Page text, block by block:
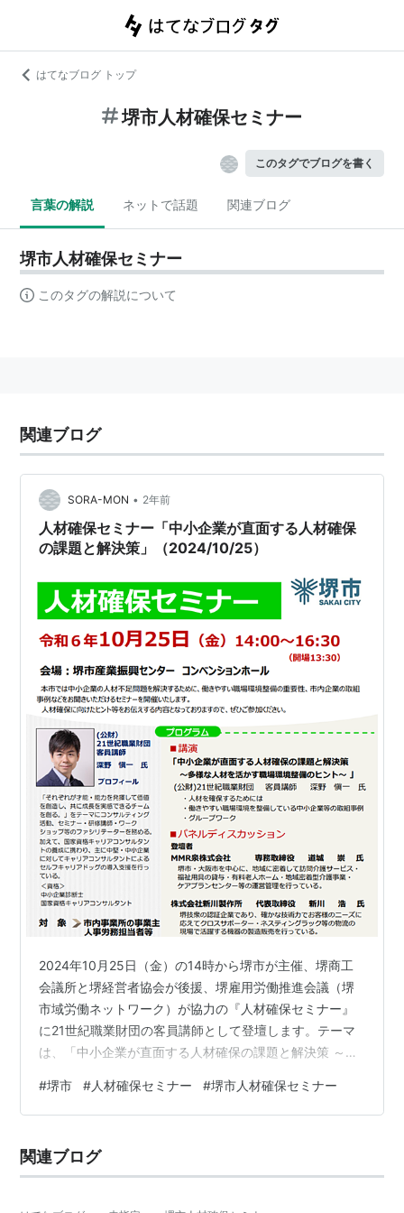
はてなブログ トップ
堺市人材確保セミナー
このタグでブログを書く
言葉の解説 ネットで話題 関連ブログ
堺市人材確保セミナー
このタグの解説について
関連ブログ
SORA-MON • 2年前
人材確保セミナー「中小企業が直面する人材確保
の課題と解決策」（2024/10/25）
2024年10月25日（金）の14時から堺市が主催、堺商工
会議所と堺経営者協会が後援、堺雇用労働推進会議（堺
市域労働ネットワーク）が協力の『人材確保セミナー』
に21世紀職業財団の客員講師として登壇します。テーマ
は、「中小企業が直面する人材確保の課題と解決策 ～多
#堺市 #人材確保セミナー #堺市人材確保セミナー
関連ブログ